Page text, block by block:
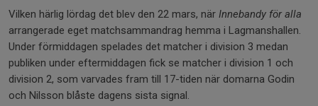
Vilken härlig lördag det blev den 22 mars, när Innebandy för alla
arrangerade eget matchsammandrag hemma i Lagmanshallen.
Under förmiddagen spelades det matcher i division 3 medan
publiken under eftermiddagen fick se matcher i division 1 och
division 2, som varvades fram till 17-tiden när domarna Godin
och Nilsson blåste dagens sista signal.